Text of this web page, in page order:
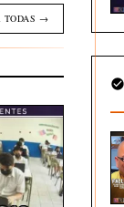
TODAS →